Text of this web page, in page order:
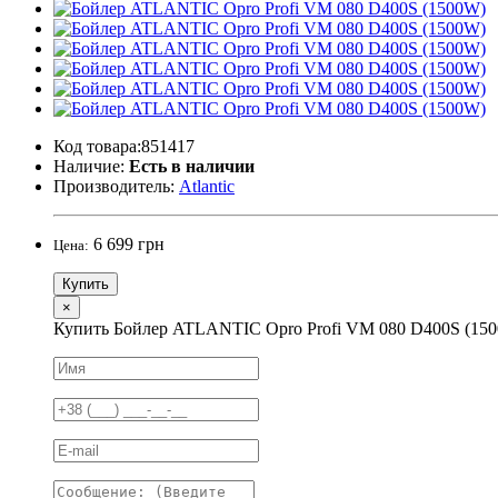
Код товара:851417
Наличие: Есть в наличии
Производитель: Atlantic
Цена: 6 699 грн
Купить
×
Купить Бойлер ATLANTIC Opro Profi VM 080 D400S